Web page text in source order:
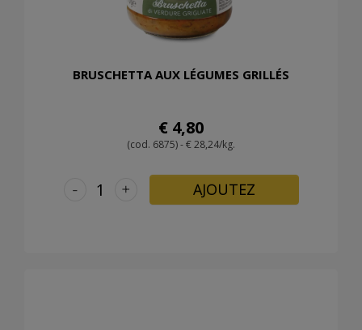
BRUSCHETTA AUX LÉGUMES GRILLÉS
€ 4,80
(cod. 6875) - € 28,24/kg.
+
- AJOUTEZ